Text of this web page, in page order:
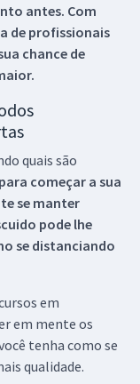
antes. Com
de profissionais
chance de
quais são
começar a sua
se manter
pode lhe
se distanciando
em
em mente os
tenha como se
qualidade.